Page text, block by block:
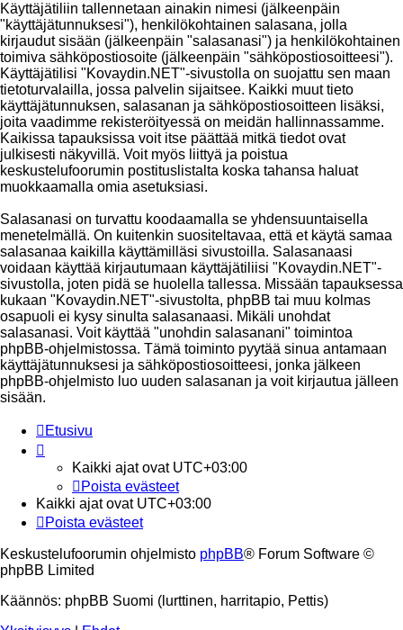
Käyttäjätiliin tallennetaan ainakin nimesi (jälkeenpäin
"käyttäjätunnuksesi"), henkilökohtainen salasana, jolla
kirjaudut sisään (jälkeenpäin "salasanasi") ja henkilökohtainen
toimiva sähköpostiosoite (jälkeenpäin "sähköpostiosoitteesi").
Käyttäjätilisi "Kovaydin.NET"-sivustolla on suojattu sen maan
tietoturvalailla, jossa palvelin sijaitsee. Kaikki muut tieto
käyttäjätunnuksen, salasanan ja sähköpostiosoitteen lisäksi,
joita vaadimme rekisteröityessä on meidän hallinnassamme.
Kaikissa tapauksissa voit itse päättää mitkä tiedot ovat
julkisesti näkyvillä. Voit myös liittyä ja poistua
keskustelufoorumin postituslistalta koska tahansa haluat
muokkaamalla omia asetuksiasi.
Salasanasi on turvattu koodaamalla se yhdensuuntaisella
menetelmällä. On kuitenkin suositeltavaa, että et käytä samaa
salasanaa kaikilla käyttämilläsi sivustoilla. Salasanaasi
voidaan käyttää kirjautumaan käyttäjätiliisi "Kovaydin.NET"-
sivustolla, joten pidä se huolella tallessa. Missään tapauksessa
kukaan "Kovaydin.NET"-sivustolta, phpBB tai muu kolmas
osapuoli ei kysy sinulta salasanaasi. Mikäli unohdat
salasanasi. Voit käyttää "unohdin salasanani" toimintoa
phpBB-ohjelmistossa. Tämä toiminto pyytää sinua antamaan
käyttäjätunnuksesi ja sähköpostiosoitteesi, jonka jälkeen
phpBB-ohjelmisto luo uuden salasanan ja voit kirjautua jälleen
sisään.
Etusivu
Kaikki ajat ovat UTC+03:00
Poista evästeet
Kaikki ajat ovat UTC+03:00
Poista evästeet
Keskustelufoorumin ohjelmisto phpBB® Forum Software ©
phpBB Limited
Käännös: phpBB Suomi (lurttinen, harritapio, Pettis)